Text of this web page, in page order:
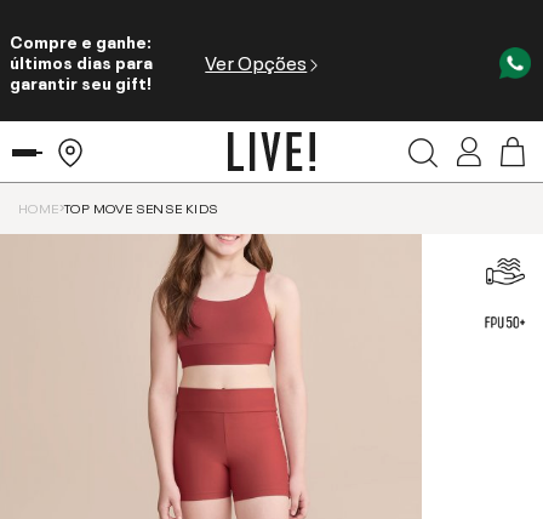
Compre e ganhe:
últimos dias para
garantir seu gift!
Ver Opções
HOME TOP MOVE SENSE KIDS